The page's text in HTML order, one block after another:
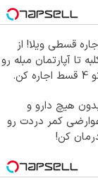
قسطی ویلا! از
تا آپارتمان مبله رو
اجاره کن.
هیچ دارو و
کمر دردت رو
کن!